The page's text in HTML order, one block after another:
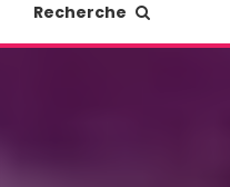
Recherche